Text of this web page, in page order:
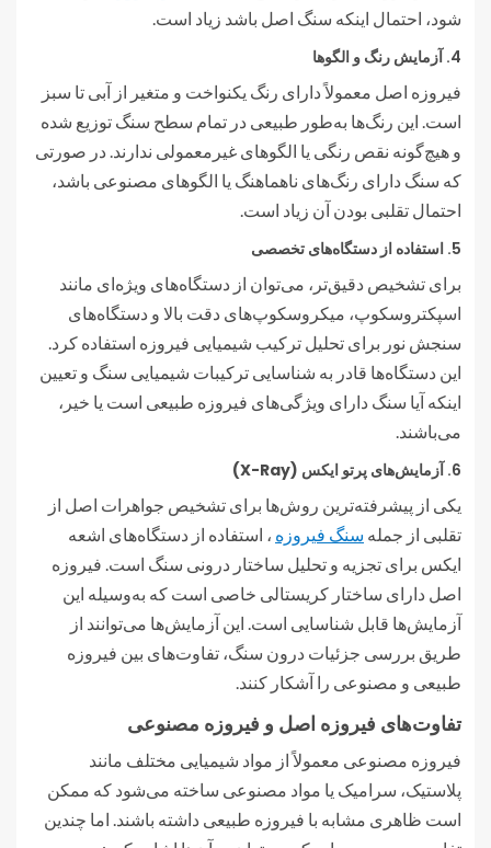
شود، احتمال اینکه سنگ اصل باشد زیاد است.
4. آزمایش رنگ و الگوها
فیروزه اصل معمولاً دارای رنگ یکنواخت و متغیر از آبی تا سبز
است. این رنگ‌ها به‌طور طبیعی در تمام سطح سنگ توزیع شده
و هیچ‌گونه نقص رنگی یا الگوهای غیرمعمولی ندارند. در صورتی
که سنگ دارای رنگ‌های ناهماهنگ یا الگوهای مصنوعی باشد،
احتمال تقلبی بودن آن زیاد است.
5. استفاده از دستگاه‌های تخصصی
برای تشخیص دقیق‌تر، می‌توان از دستگاه‌های ویژه‌ای مانند
اسپکتروسکوپ، میکروسکوپ‌های دقت بالا و دستگاه‌های
سنجش نور برای تحلیل ترکیب شیمیایی فیروزه استفاده کرد.
این دستگاه‌ها قادر به شناسایی ترکیبات شیمیایی سنگ و تعیین
اینکه آیا سنگ دارای ویژگی‌های فیروزه طبیعی است یا خیر،
می‌باشند.
6. آزمایش‌های پرتو ایکس (X-Ray)
یکی از پیشرفته‌ترین روش‌ها برای تشخیص جواهرات اصل از
تقلبی از جمله سنگ فیروزه ، استفاده از دستگاه‌های اشعه
ایکس برای تجزیه و تحلیل ساختار درونی سنگ است. فیروزه
اصل دارای ساختار کریستالی خاصی است که به‌وسیله این
آزمایش‌ها قابل شناسایی است. این آزمایش‌ها می‌توانند از
طریق بررسی جزئیات درون سنگ، تفاوت‌های بین فیروزه
طبیعی و مصنوعی را آشکار کنند.
تفاوت‌های فیروزه اصل و فیروزه مصنوعی
فیروزه مصنوعی معمولاً از مواد شیمیایی مختلف مانند
پلاستیک، سرامیک یا مواد مصنوعی ساخته می‌شود که ممکن
است ظاهری مشابه با فیروزه طبیعی داشته باشند. اما چندین